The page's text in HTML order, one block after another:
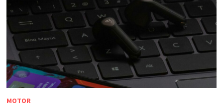
MOTOR